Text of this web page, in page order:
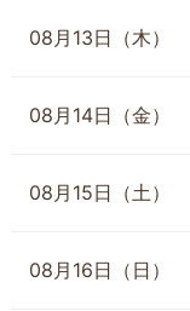
08月13日（木）
08月14日（金）
08月15日（土）
08月16日（日）